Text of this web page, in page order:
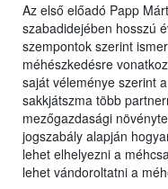
Az első előadó Papp
szabadidejében hosszú
szempontok szerint
méhészkedésre
saját véleménye szerint
sakkjátszma több
mezőgazdasági
jogszabály alapján
lehet elhelyezni a
lehet vándoroltatni a